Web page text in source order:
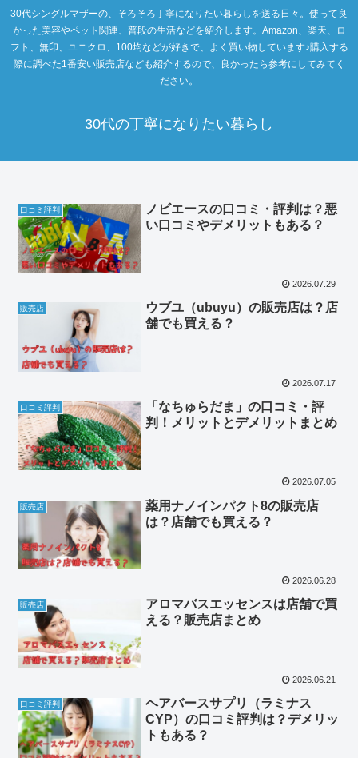
30代シングルマザーの、そろそろ丁寧になりたい暮らしを送る日々。使って良
かった美容やペット関連、普段の生活などを紹介します。Amazon、楽天、ロ
フト、無印、ユニクロ、100均などが好きで、よく買い物しています♪購入する
際に調べた1番安い販売店なども紹介するので、良かったら参考にしてみてく
ださい。
30代の丁寧になりたい暮らし
口コミ評判
ノビエースの口コミ・評判は？悪
い口コミやデメリットもある？
2026.07.29
販売店
ウブユ（ubuyu）の販売店は？店
舗でも買える？
2026.07.17
口コミ評判
「なちゅらだま」の口コミ・評
判！メリットとデメリットまとめ
2026.07.05
販売店
薬用ナノインパクト8の販売店
は？店舗でも買える？
2026.06.28
販売店
アロマバスエッセンスは店舗で買
える？販売店まとめ
2026.06.21
口コミ評判
ヘアバースサプリ（ラミナス
CYP）の口コミ評判は？デメリッ
トもある？